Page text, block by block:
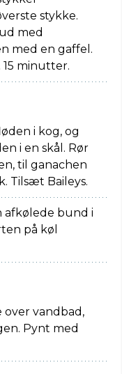
stykke.
med
med en gaffel.
15 minutter.
i kog, og
i en skål. Rør
til ganachen
Tilsæt Baileys.
afkølede bund i
på køl
vandbad,
Pynt med